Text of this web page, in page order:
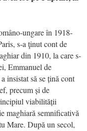
ungare în 1918-
s-a ţinut cont de
din 1910, la care s-
Emmanuel de
insistat să se țină cont
precum și de
viabilității
maghiară semnificativă
Mare. După un secol,